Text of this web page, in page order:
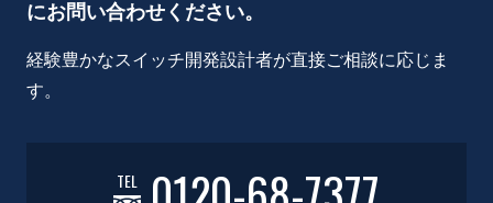
にお問い合わせください。
経験豊かなスイッチ開発設計者が直接ご相談に応じま
す。
TEL